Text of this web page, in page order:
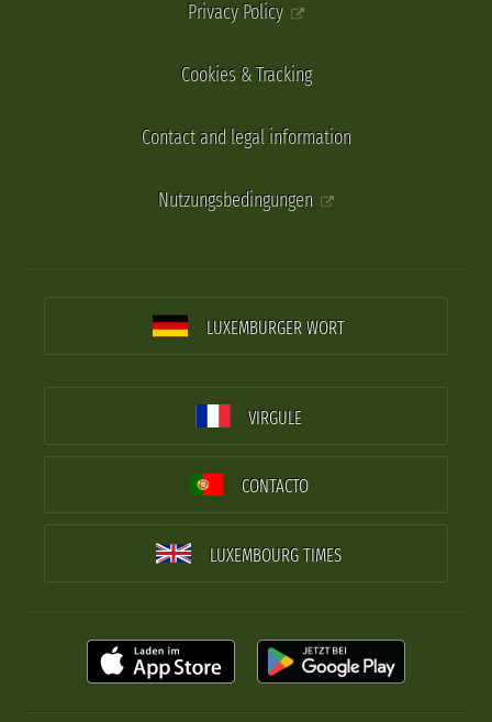
Privacy Policy
Cookies & Tracking
Contact and legal information
Nutzungsbedingungen
LUXEMBURGER WORT
VIRGULE
CONTACTO
LUXEMBOURG TIMES